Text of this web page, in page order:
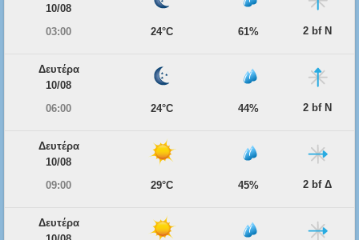
10/08
03:00
24°C 61% 2 bf Ν
Δευτέρα
10/08
06:00
24°C 44% 2 bf Ν
Δευτέρα
10/08
09:00
29°C 45% 2 bf Δ
Δευτέρα